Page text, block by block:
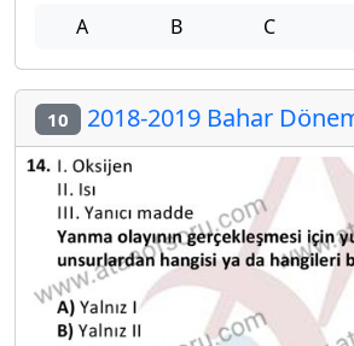
A B C
10 2018-2019 Bahar